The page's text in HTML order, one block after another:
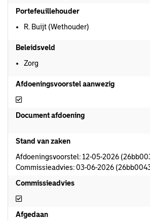
Portefeuillehouder
R. Buijt (Wethouder)
Beleidsveld
Zorg
Afdoeningsvoorstel aanwezig
Afdoeningsvoorstel aanwezig
Document afdoening
Stand van zaken
Afdoeningsvoorstel: 12-05-2026
Commissieadvies: 03-06-2026
Commissieadvies
Commissieadvies
Afgedaan